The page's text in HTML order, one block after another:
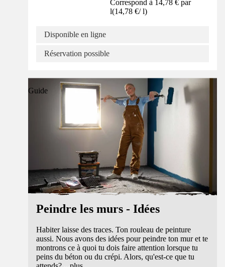
Correspond à 14,78 € par
l(14,78 €/ l)
Disponible en ligne
Réservation possible
Guide
Peindre les murs - Idées
Habiter laisse des traces. Ton rouleau de peinture
aussi. Nous avons des idées pour peindre ton mur et te
montrons ce à quoi tu dois faire attention lorsque tu
peins du béton ou du crépi. Alors, qu'est-ce que tu